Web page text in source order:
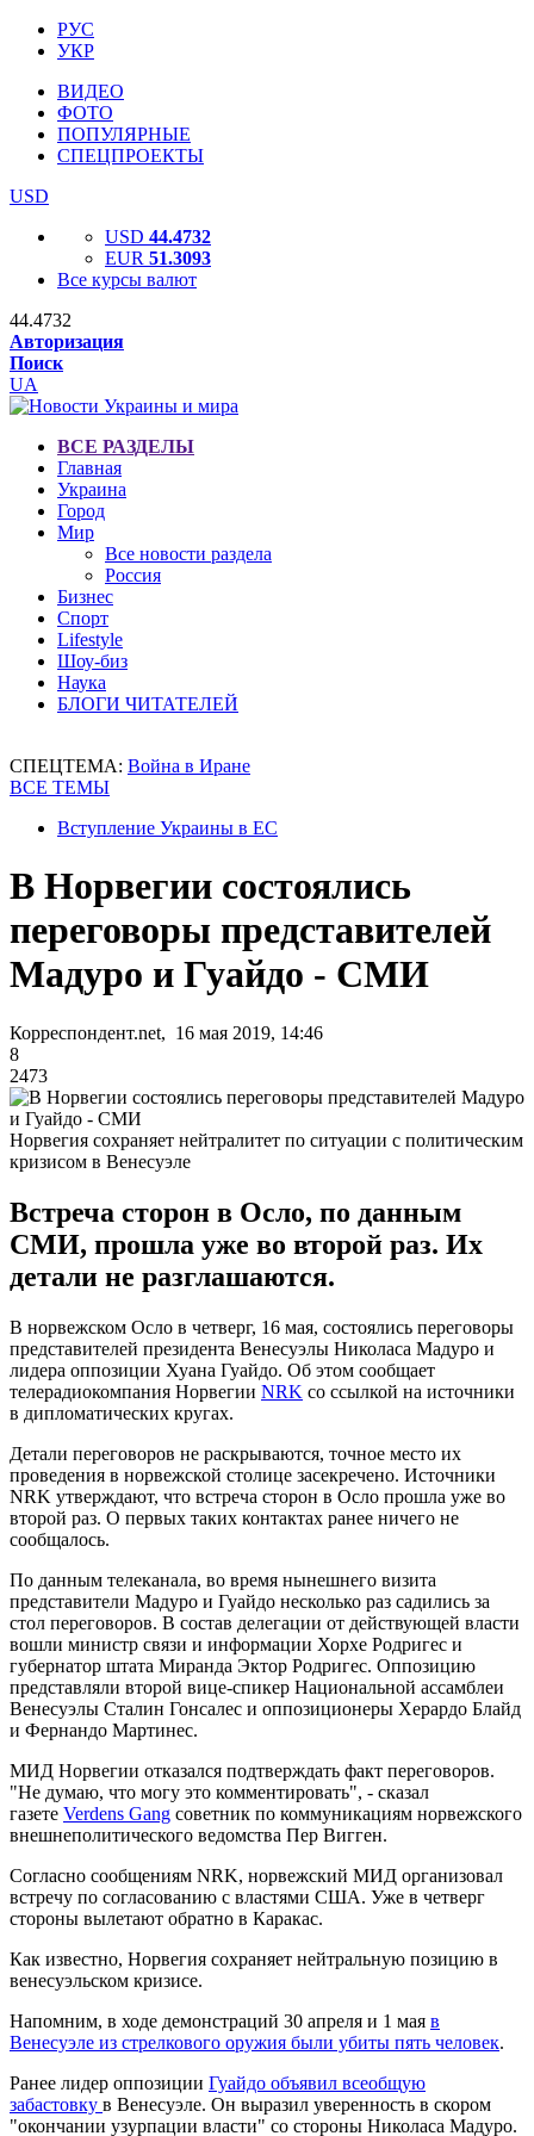
РУС
УКР
ВИДЕО
ФОТО
ПОПУЛЯРНЫЕ
СПЕЦПРОЕКТЫ
USD
USD 44.4732
EUR 51.3093
Все курсы валют
44.4732
Авторизация
Поиск
UA
ВСЕ РАЗДЕЛЫ
Главная
Украина
Город
Мир
Все новости раздела
Россия
Бизнес
Спорт
Lifestyle
Шоу-биз
Наука
БЛОГИ ЧИТАТЕЛЕЙ
СПЕЦТЕМА: Война в Иране
ВСЕ ТЕМЫ
Вступление Украины в ЕС
В Норвегии состоялись
переговоры представителей
Мадуро и Гуайдо - СМИ
Корреспондент.net, 16 мая 2019, 14:46
8
2473
Норвегия сохраняет нейтралитет по ситуации с политическим
кризисом в Венесуэле
Встреча сторон в Осло, по данным
СМИ, прошла уже во второй раз. Их
детали не разглашаются.
В норвежском Осло в четверг, 16 мая, состоялись переговоры
представителей президента Венесуэлы Николаса Мадуро и
лидера оппозиции Хуана Гуайдо. Об этом сообщает
телерадиокомпания Норвегии NRK со ссылкой на источники
в дипломатических кругах.
Детали переговоров не раскрываются, точное место их
проведения в норвежской столице засекречено. Источники
NRK утверждают, что встреча сторон в Осло прошла уже во
второй раз. О первых таких контактах ранее ничего не
сообщалось.
По данным телеканала, во время нынешнего визита
представители Мадуро и Гуайдо несколько раз садились за
стол переговоров. В состав делегации от действующей власти
вошли министр связи и информации Хорхе Родригес и
губернатор штата Миранда Эктор Родригес. Оппозицию
представляли второй вице-спикер Национальной ассамблеи
Венесуэлы Сталин Гонсалес и оппозиционеры Херардо Блайд
и Фернандо Мартинес.
МИД Норвегии отказался подтверждать факт переговоров.
"Не думаю, что могу это комментировать", - сказал
газете Verdens Gang советник по коммуникациям норвежского
внешнеполитического ведомства Пер Вигген.
Согласно сообщениям NRK, норвежский МИД организовал
встречу по согласованию с властями США. Уже в четверг
стороны вылетают обратно в Каракас.
Как известно, Норвегия сохраняет нейтральную позицию в
венесуэльском кризисе.
Напомним, в ходе демонстраций 30 апреля и 1 мая в
Венесуэле из стрелкового оружия были убиты пять человек.
Ранее лидер оппозиции Гуайдо объявил всеобщую
забастовку в Венесуэле. Он выразил уверенность в скором
"окончании узурпации власти" со стороны Николаса Мадуро.